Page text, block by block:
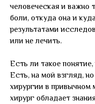
человеческая и важно
боли, откуда она и
результатами
или не лечить.
Есть ли такое
Есть, на мой взгляд,
хирургии в привычном
хирург обладает